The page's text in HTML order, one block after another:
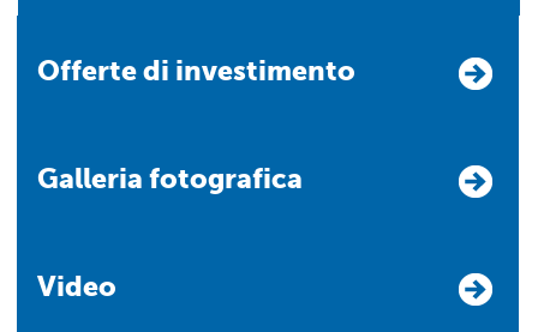
Offerte di investimento
Galleria fotografica
Video